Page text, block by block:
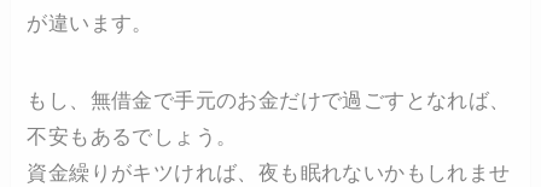
が違います。
もし、無借金で手元のお金だけで過ごすとなれば、
不安もあるでしょう。
資金繰りがキツければ、夜も眠れないかもしれませ